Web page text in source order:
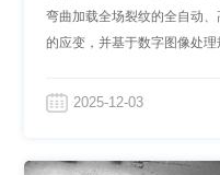
弯曲加载全场裂纹的全自动
的应变，并基于数字图像处
2025-12-03